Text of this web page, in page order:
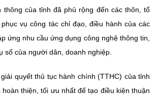
Truyền thông Khoa học và Công nghệ.
Cổng TTĐT - 18 Nguyễn Du, TP. Hà Nội
9506
thông của tỉnh đã phủ rộng đến các thôn, tổ
vụ công tác chỉ đạo, điều hành của các
ứng nhu cầu ứng dụng công nghệ thông tin,
số của người dân, doanh nghiệp.
quyết thủ tục hành chính (TTHC) của tỉnh
thiện, tối ưu nhất để tạo điều kiện thuận